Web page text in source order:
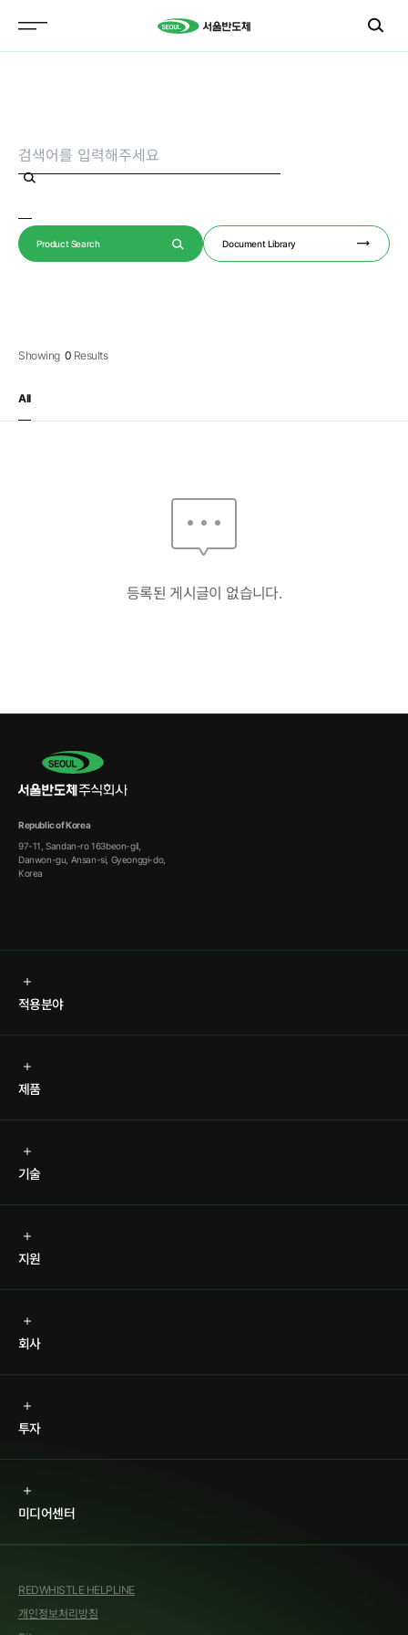
Product Search Document Library
Showing 0 Results
All
등록된 게시글이 없습니다.
Republic of Korea
97-11, Sandan-ro 163beon-gil,
Danwon-gu, Ansan-si, Gyeonggi-do,
Korea
적용분야
제품
기술
지원
회사
투자
미디어센터
REDWHISTLE HELPLINE
개인정보처리방침